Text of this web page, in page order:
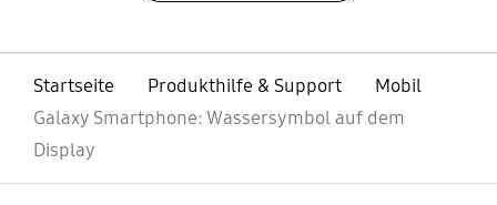
Startseite Produkthilfe & Support
Mobil
Galaxy Smartphone: Wassersymbol auf dem
Display